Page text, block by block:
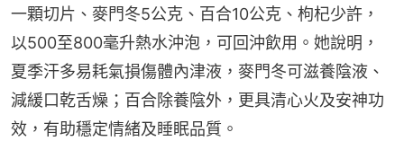
一顆切片、麥門冬5公克、百合10公克、枸杞少許，
以500至800毫升熱水沖泡，可回沖飲用。她說明，
夏季汗多易耗氣損傷體內津液，麥門冬可滋養陰液、
減緩口乾舌燥；百合除養陰外，更具清心火及安神功
效，有助穩定情緒及睡眠品質。